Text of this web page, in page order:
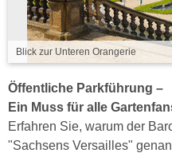
Blick zur Unteren Orangerie
Öffentliche Parkführung –
Ein Muss für alle
Erfahren Sie, warum der
"Sachsens Versailles"